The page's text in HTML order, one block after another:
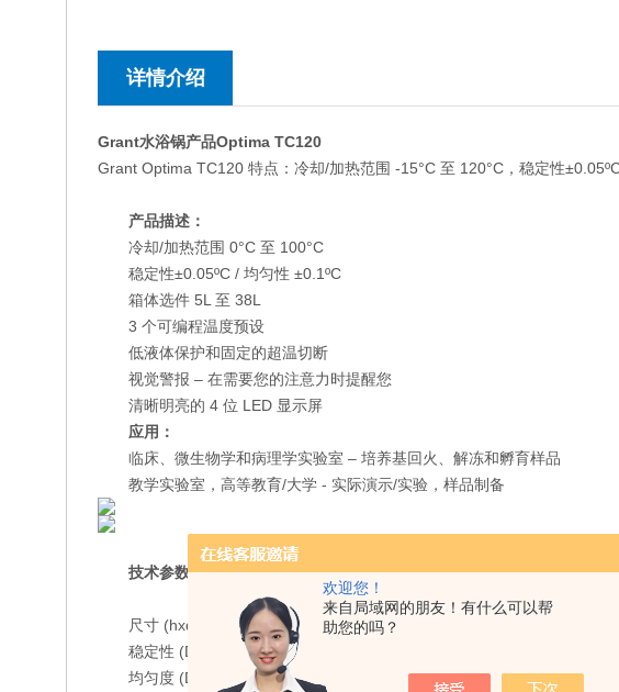
欢迎您！
来自局域网的朋友！有什么可以帮
助您的吗？
详情介绍
Grant水浴锅产品Optima TC120
Grant Optima TC120 特点：冷却/加热范围 -15°C 至 120°C，稳定性
产品描述：
冷却/加热范围 0°C 至 100°C
稳定性±0.05ºC / 均匀性 ±0.1ºC
箱体选件 5L 至 38L
3 个可编程温度预设
低液体保护和固定的超温切断
视觉警报 – 在需要您的注意力时提醒您
清晰明亮的 4 位 LED 显示屏
应用：
临床、微生物学和病理学实验室 – 培养基回火、解冻和孵育样品
教学实验室，高等教育/大学 - 实际演示/实验，样品制备
技术参数：
尺寸 (hxdxw)
333 x 172 x 141 毫米
稳定性 (DIN 12876) @70ºC
均匀度 (DIN 12876) @70ºC